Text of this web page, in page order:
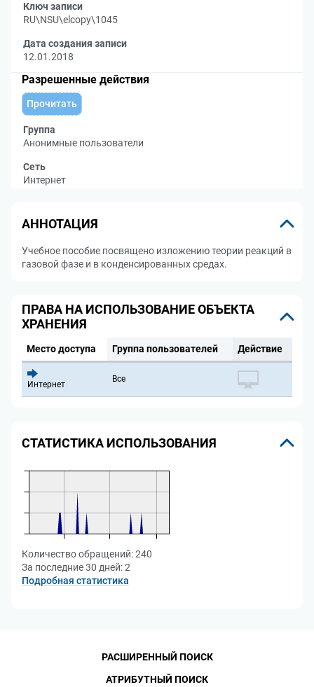
Ключ записи
RU\NSU\elcopy\1045
Дата создания записи
12.01.2018
Разрешенные действия
Прочитать
Группа
Анонимные пользователи
Сеть
Интернет
АННОТАЦИЯ
Учебное пособие посвящено изложению теории реакций в
газовой фазе и в конденсированных средах.
ПРАВА НА ИСПОЛЬЗОВАНИЕ ОБЪЕКТА
ХРАНЕНИЯ
Место доступа Группа пользователей Действие
Интернет
Все
СТАТИСТИКА ИСПОЛЬЗОВАНИЯ
Количество обращений:240
За последние 30 дней:2
Подробная статистика
РАСШИРЕННЫЙ ПОИСК
АТРИБУТНЫЙ ПОИСК